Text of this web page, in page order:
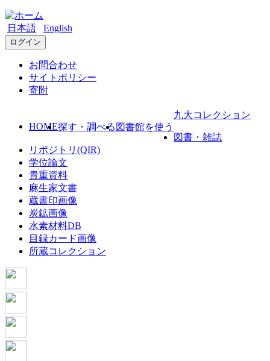
日本語 English
ログイン
お問合わせ
サイトポリシー
寄附
HOME探す・調べる 図書館を使う
九大コレクション
図書・雑誌
リポジトリ(QIR)
学位論文
貴重資料
麻生家文書
蔵書印画像
炭鉱画像
水素材料DB
目録カード画像
所蔵コレクション